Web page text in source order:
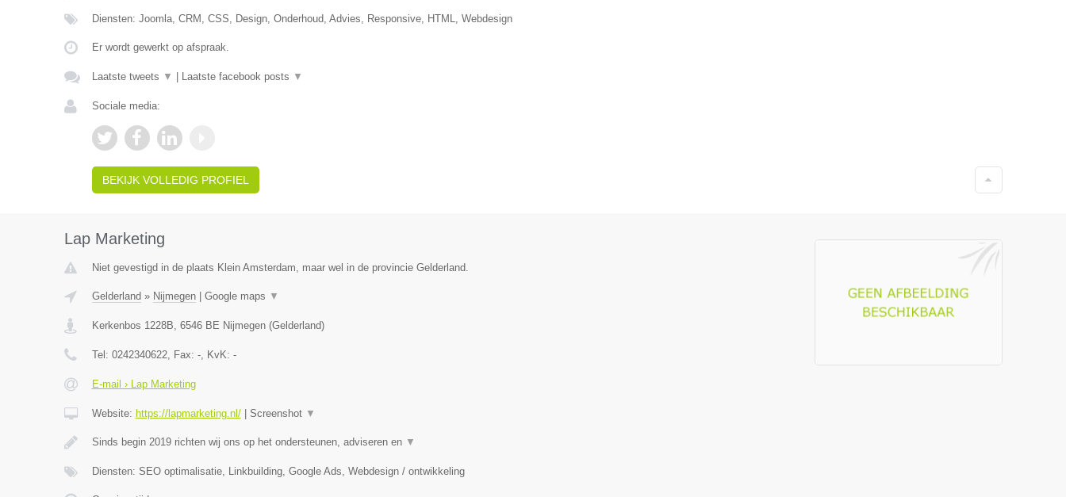
Diensten: Joomla, CRM, CSS, Design, Onderhoud, Advies, Responsive, HTML, Webdesign
Er wordt gewerkt op afspraak.
Laatste tweets ▼ Laatste facebook posts ▼
Sociale media:
BEKIJK VOLLEDIG PROFIEL
Lap Marketing
Niet gevestigd in de plaats Klein Amsterdam, maar wel in de provincie Gelderland.
Gelderland » Nijmegen| Google maps ▼
Kerkenbos 1228B, 6546 BE Nijmegen(Gelderland)
Tel: 0242340622, Fax: -, KvK: -
E-mail › Lap Marketing
Website: https://lapmarketing.nl/| Screenshot ▼
Sinds begin 2019 richten wij ons op het ondersteunen, adviseren en ▼
Diensten: SEO optimalisatie, Linkbuilding, Google Ads, Webdesign / ontwikkeling